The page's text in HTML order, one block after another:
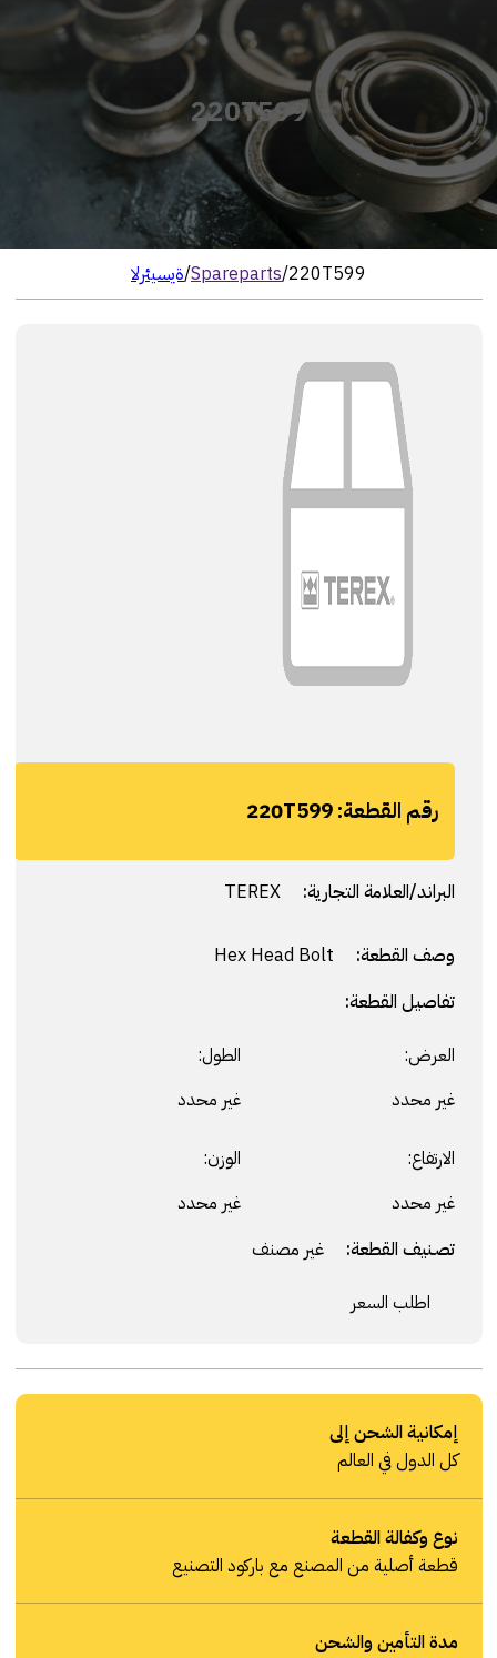
220T599
الرئيسية/Spareparts/220T599
رقم القطعة:220T599
البراند/العلامة التجارية: TEREX
وصف القطعة:
تفاصيل القطعة:
العرض:
غير محدد
الطول:
غير محدد
الارتفاع:
غير محدد
الوزن:
غير محدد
تصنيف القطعة: غير مصنف
اطلب السعر
إمكانية الشحن إلى
كل الدول في العالم
نوع وكفالة القطعة
قطعة أصلية من المصنع مع باركود التصنيع
مدة التأمين والشحن